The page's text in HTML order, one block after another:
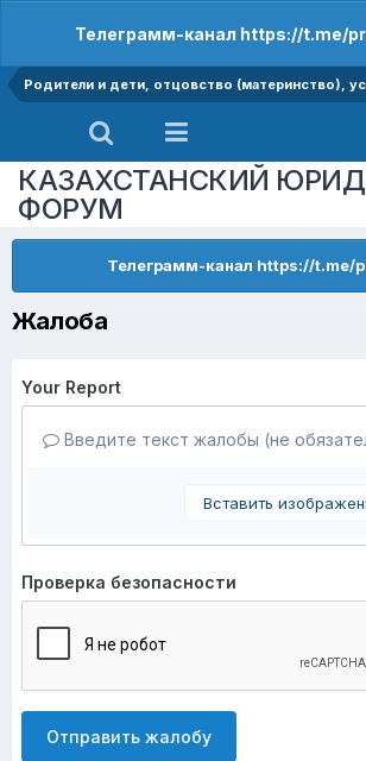
Телеграмм-канал https://t.me/
Родители и дети, отцовство (материнство),
КАЗАХСТАНСКИЙ
ФОРУМ
Телеграмм-канал https://t.me/
Жалоба
Your Report
Введите текст жалобы (не
Вставить
Проверка безопасности
Отправить жалобу